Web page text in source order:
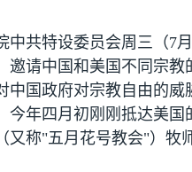
中共特设委员会周三（7月
邀请中国和美国不同宗教
中国政府对宗教自由的威
今年四月初刚刚抵达美国
又称"五月花号教会"）牧